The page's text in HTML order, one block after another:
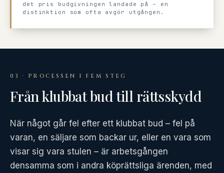
det pris budgivningen landade på – en
distinktion som ofta avgör utgången.
03 · PROCESSEN I FEM STEG
Från klubbat bud till rättsskydd
När något går fel efter ett klubbat bud – fel på
varan, en säljare som backar ur, eller en vara som
visar sig vara stulen – är arbetsgången
densamma som i andra köprättsliga ärenden, med